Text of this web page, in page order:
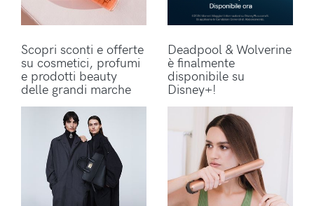
Scopri sconti e offerte
su cosmetici, profumi
e prodotti beauty
delle grandi marche
Deadpool & Wolverine
è finalmente
disponibile su
Disney+!